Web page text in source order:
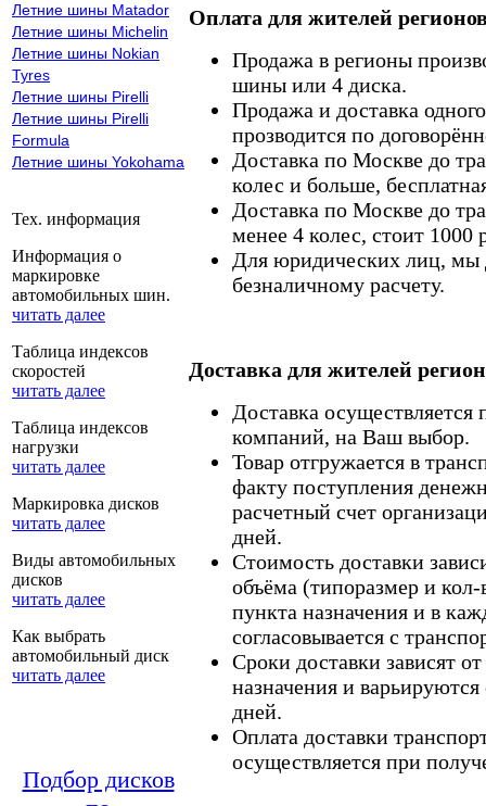
Летние шины Matador
Летние шины Michelin
Летние шины Nokian
Tyres
Летние шины Pirelli
Летние шины Pirelli
Formula
Летние шины Yokohama
Тех. информация
Информация о
маркировке
автомобильных шин.
читать далее
Таблица индексов
скоростей
читать далее
Таблица индексов
нагрузки
читать далее
Маркировка дисков
читать далее
Виды автомобильных
дисков
читать далее
Как выбрать
автомобильный диск
читать далее
Подбор дисков
Оплата для жителей
Продажа в регионы
шины или 4 диска.
Продажа и доставка
прозводится по
Доставка по Москве до
колес и больше,
Доставка по Москве до
менее 4 колес, стоит 1000
Для юридических лиц, мы
безналичному расчету.
Доставка для жителей
Доставка
компаний, на Ваш выбор.
Товар отгружается в
факту поступления
расчетный счет
дней.
Стоимость доставки
объёма (типоразмер и кол-
пункта назначения и в
согласовывается с
Сроки доставки зависят
назначения и
дней.
Оплата доставки
осуществляется при